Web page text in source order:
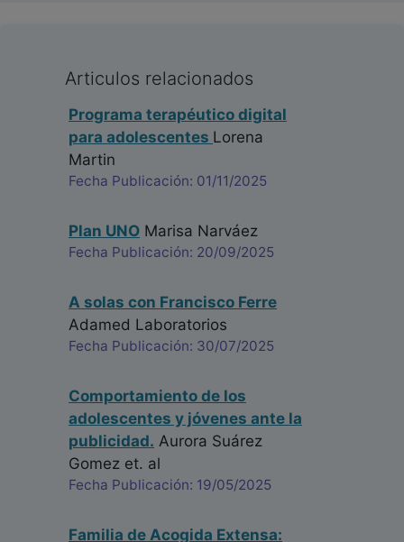
Articulos relacionados
Programa terapéutico digital
para adolescentes Lorena
Martin
Fecha Publicación: 01/11/2025
Plan UNO Marisa Narváez
Fecha Publicación: 20/09/2025
A solas con Francisco Ferre
Adamed Laboratorios
Fecha Publicación: 30/07/2025
Comportamiento de los
adolescentes y jóvenes ante la
publicidad. Aurora Suárez
Gomez et. al
Fecha Publicación: 19/05/2025
Familia de Acogida Extensa: